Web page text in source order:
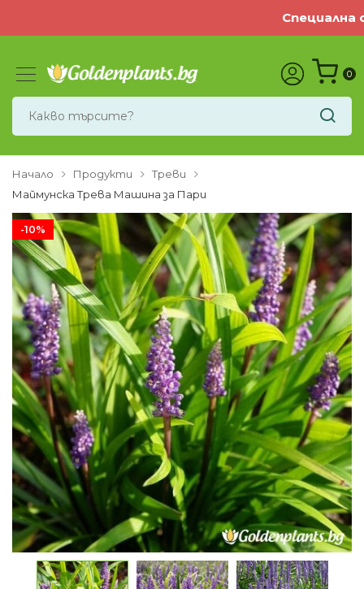
Специална
0
Начало Продукти
Треви
Маймунска Трева Машина за Пари
-10%